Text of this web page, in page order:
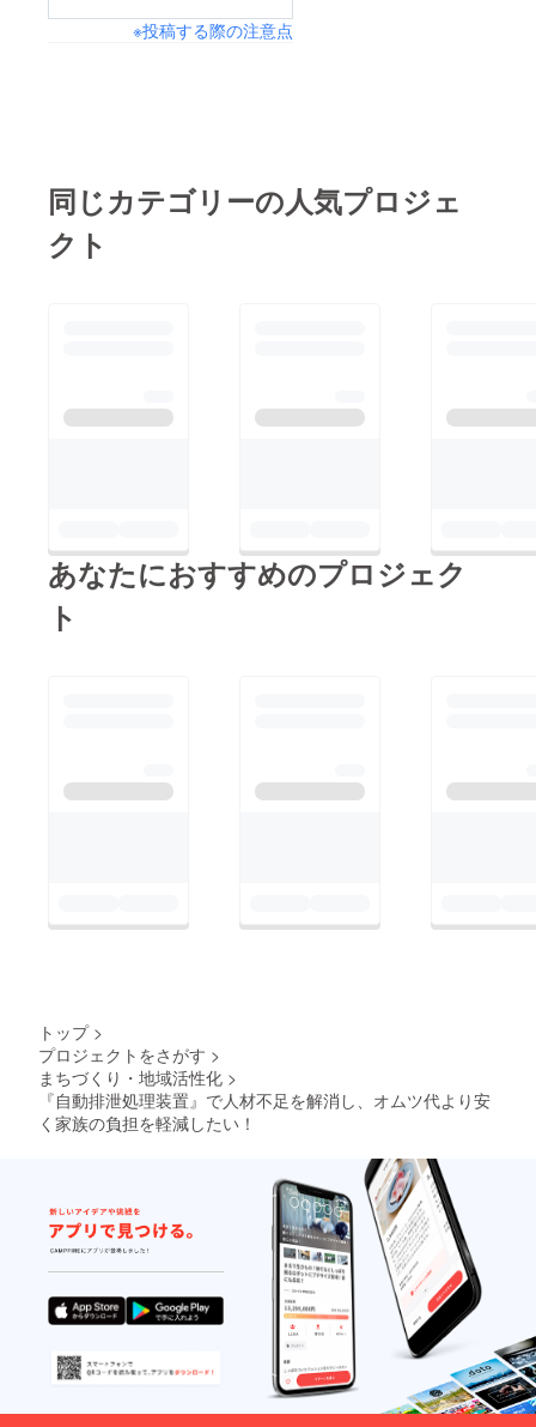
※投稿する際の注意点
同じカテゴリーの人気プロジェ
クト
あなたにおすすめのプロジェク
ト
トップ >
プロジェクトをさがす >
まちづくり・地域活性化 >
『自動排泄処理装置』で人材不足を解消し、オムツ代より安
く家族の負担を軽減したい！